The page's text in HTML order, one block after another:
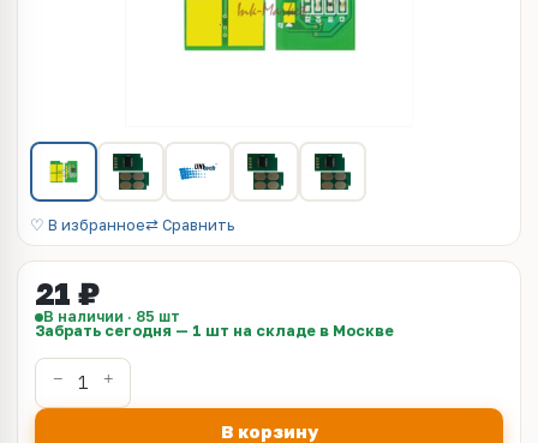
♡ В избранное⇄ Сравнить
21 ₽
В наличии · 85 шт
Забрать сегодня — 1 шт на складе в Москве
В корзину